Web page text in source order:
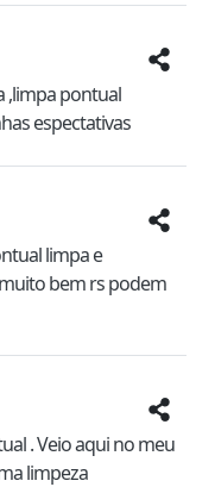
,limpa pontual
espectativas
limpa e
bem rs podem
. Veio aqui no meu
limpeza